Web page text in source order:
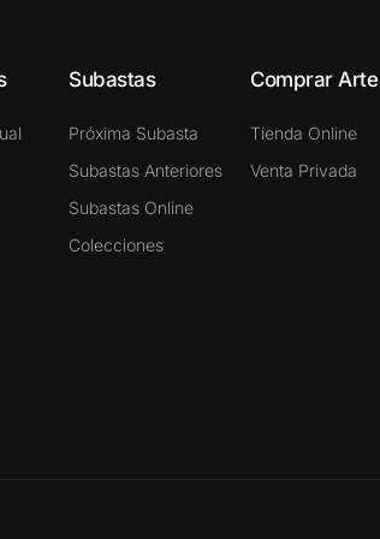
Subastas
Próxima Subasta
Subastas Anteriores
Subastas Online
Colecciones
Comprar Arte
Tienda Online
Venta Privada